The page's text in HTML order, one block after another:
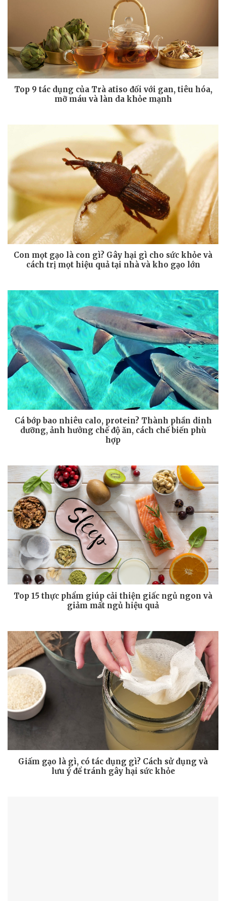
Top 9 tác dụng của Trà atiso đối với gan, tiêu hóa,
mỡ máu và làn da khỏe mạnh
Con mọt gạo là con gì? Gây hại gì cho sức khỏe và
cách trị mọt hiệu quả tại nhà và kho gạo lớn
Cá bớp bao nhiêu calo, protein? Thành phần dinh
dưỡng, ảnh hưởng chế độ ăn, cách chế biến phù
hợp
Top 15 thực phẩm giúp cải thiện giấc ngủ ngon và
giảm mất ngủ hiệu quả
Giấm gạo là gì, có tác dụng gì? Cách sử dụng và
lưu ý để tránh gây hại sức khỏe